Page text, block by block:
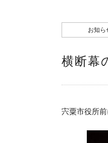
お知ら
横断幕
宍粟市役所